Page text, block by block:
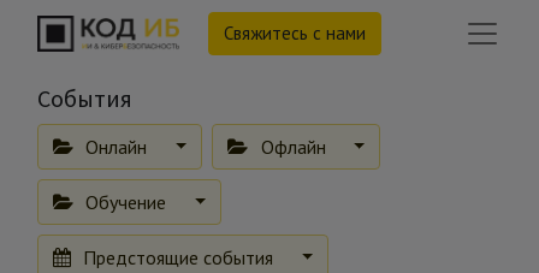
Свяжитесь с нами
События
Онлайн Офлайн
Обучение
Предстоящие события